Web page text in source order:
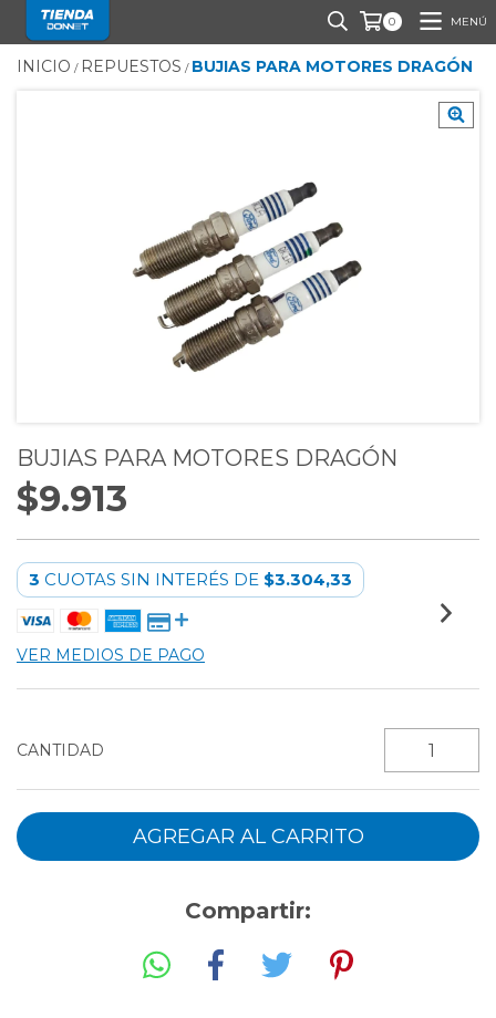
0 MENÚ
INICIO / REPUESTOS / BUJIAS PARA MOTORES DRAGÓN
BUJIAS PARA MOTORES DRAGÓN
$9.913
3 CUOTAS SIN INTERÉS DE $3.304,33
VER MEDIOS DE PAGO
CANTIDAD
Compartir: